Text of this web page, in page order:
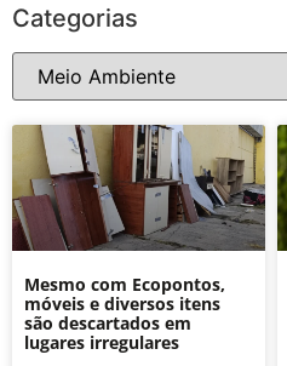
Categorias
Mesmo com Ecopontos,
móveis e diversos itens
são descartados em
lugares irregulares